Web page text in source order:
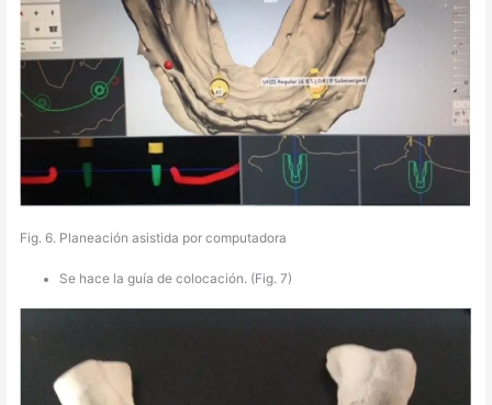
Fig. 6. Planeación asistida por computadora
Se hace la guía de colocación. (Fig. 7)